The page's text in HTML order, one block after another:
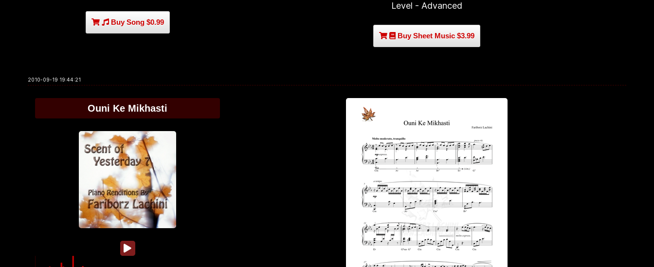
Buy Song $0.99
Level - Advanced
Buy Sheet Music $3.99
2010-09-19 19:44:21
Ouni Ke Mikhasti